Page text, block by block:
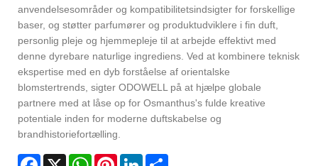
anvendelsesområder og kompatibilitetsindsigter for forskellige
baser, og støtter parfumører og produktudviklere i fin duft,
personlig pleje og hjemmepleje til at arbejde effektivt med
denne dyrebare naturlige ingrediens. Ved at kombinere teknisk
ekspertise med en dyb forståelse af orientalske
blomstertrends, sigter ODOWELL på at hjælpe globale
partnere med at låse op for Osmanthus's fulde kreative
potentiale inden for moderne duftskabelse og
brandhistoriefortælling.
Facebook
X WhatsAppPinterestLinkedIn